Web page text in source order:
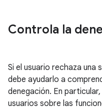
Controla la
Si el usuario rechaza una
debe ayudarlo a
denegación. En
usuarios sobre las